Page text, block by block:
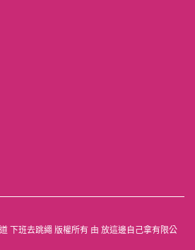
下班去跳繩 版權所有 由 放這邊自己拿有限公